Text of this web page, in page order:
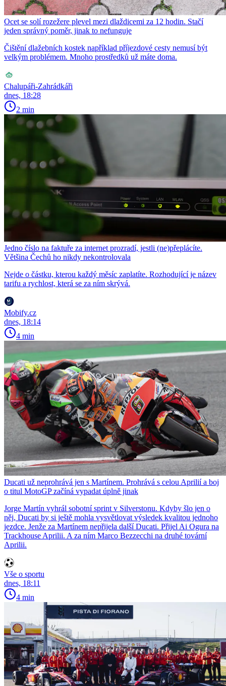
Ocet se solí rozežere plevel mezi dlaždicemi za 12 hodin. Stačí
jeden správný poměr, jinak to nefunguje
Čištění dlažebních kostek například příjezdové cesty nemusí být
velkým problémem. Mnoho prostředků už máte doma.
Chalupáři-Zahrádkáři
dnes, 18:28
2 min
Jedno číslo na faktuře za internet prozradí, jestli (ne)přeplácíte.
Většina Čechů ho nikdy nekontrolovala
Nejde o částku, kterou každý měsíc zaplatíte. Rozhodující je název
tarifu a rychlost, která se za ním skrývá.
Mobify.cz
dnes, 18:14
4 min
Ducati už neprohrává jen s Martínem. Prohrává s celou Aprilií a boj
o titul MotoGP začíná vypadat úplně jinak
Jorge Martín vyhrál sobotní sprint v Silverstonu. Kdyby šlo jen o
něj, Ducati by si ještě mohla vysvětlovat výsledek kvalitou jednoho
jezdce. Jenže za Martínem nepřijela další Ducati. Přijel Ai Ogura na
Trackhouse Aprilii. A za ním Marco Bezzecchi na druhé tovární
Aprilii.
Vše o sportu
dnes, 18:11
4 min